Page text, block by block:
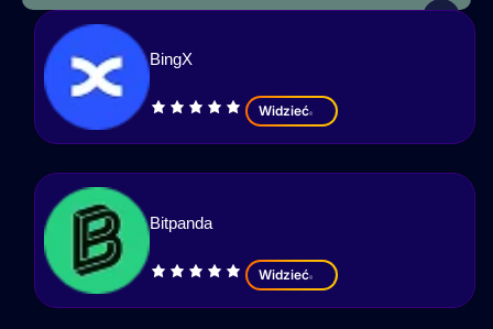
BingX
Widzieć
Bitpanda
Widzieć